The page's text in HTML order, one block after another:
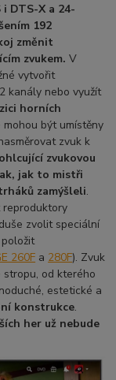
DTS-X a 24-
192
změnit
zvukem. V
vytvořit
kanály nebo využít
horních
mohou být umístěny
zvuk k
zvukovou
jak to mistři
zamýšleli.
reproduktory
zvolit speciální
260F a 280F). Zvuk
od kterého
estetické a
konstrukce.
her už nebude